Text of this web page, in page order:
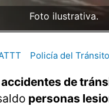
Foto ilustrativa.
Policía del Tránsito
de
personas